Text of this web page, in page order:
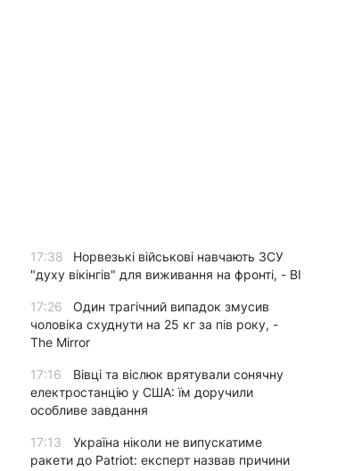
17:38
Норвезькі військові навчають ЗСУ
"духу вікінгів" для виживання на фронті, - BI
17:26
Один трагічний випадок змусив
чоловіка схуднути на 25 кг за пів року, -
The Mirror
17:16
Вівці та віслюк врятували сонячну
електростанцію у США: їм доручили
особливе завдання
17:13
Україна ніколи не випускатиме
ракети до Patriot: експерт назвав причини